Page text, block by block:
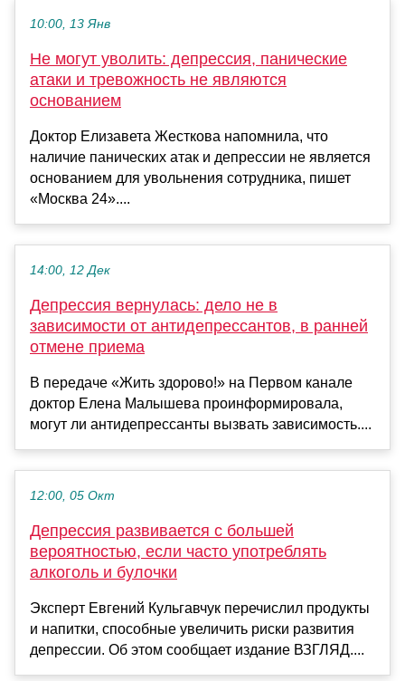
10:00, 13 Янв
Не могут уволить: депрессия, панические
атаки и тревожность не являются
основанием
Доктор Елизавета Жесткова напомнила, что
наличие панических атак и депрессии не является
основанием для увольнения сотрудника, пишет
«Москва 24»....
14:00, 12 Дек
Депрессия вернулась: дело не в
зависимости от антидепрессантов, в ранней
отмене приема
В передаче «Жить здорово!» на Первом канале
доктор Елена Малышева проинформировала,
могут ли антидепрессанты вызвать зависимость....
12:00, 05 Окт
Депрессия развивается с большей
вероятностью, если часто употреблять
алкоголь и булочки
Эксперт Евгений Кульгавчук перечислил продукты
и напитки, способные увеличить риски развития
депрессии. Об этом сообщает издание ВЗГЛЯД....